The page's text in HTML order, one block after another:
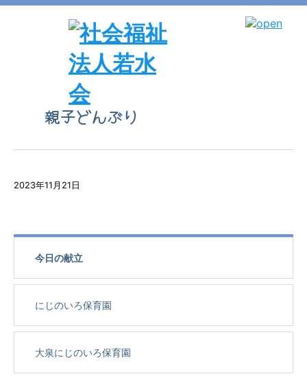
親子どんぶり
2023年11月21日
今日の献立
にじのいろ保育園
大泉にじのいろ保育園